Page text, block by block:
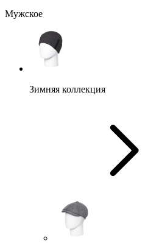
Мужское
Зимняя коллекция